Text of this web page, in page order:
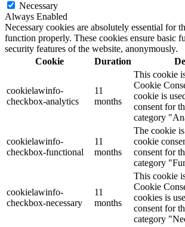
Necessary
Always Enabled
Necessary cookies are absolutely essential for
function properly. These cookies ensure basic
security features of the website, anonymously.
Cookie
Duration
cookielawinfo-
checkbox-analytics
11
months
This cookie
Cookie
cookie is
consent for
category
cookielawinfo-
checkbox-functional
11
months
The cookie
cookie
consent for
category
cookielawinfo-
checkbox-necessary
11
months
This cookie
Cookie
cookies is
consent for
category